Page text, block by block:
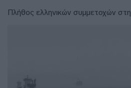
Πλήθος ελληνικών συμμετοχών